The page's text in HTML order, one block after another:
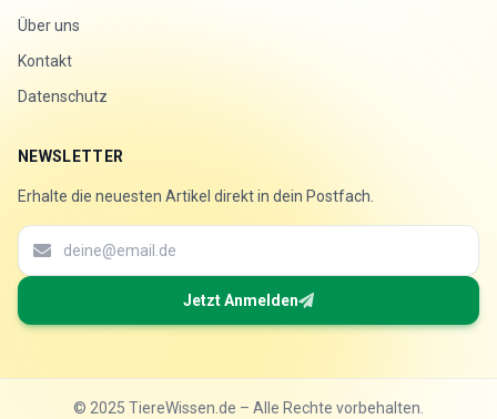
Über uns
Kontakt
Datenschutz
NEWSLETTER
Erhalte die neuesten Artikel direkt in dein Postfach.
Jetzt Anmelden
© 2025 TiereWissen.de – Alle Rechte vorbehalten.